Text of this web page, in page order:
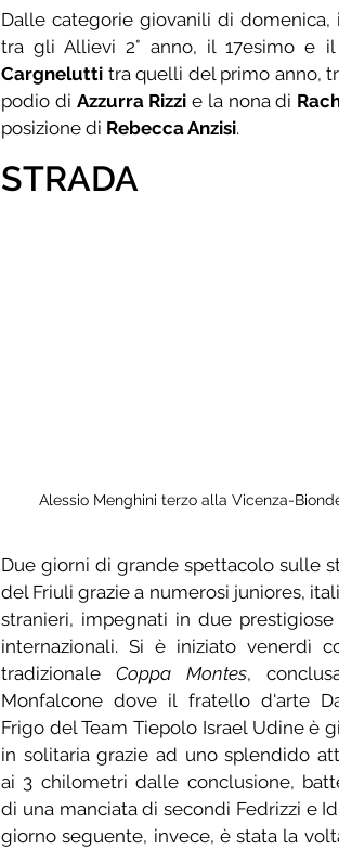
Dalle categorie giovanili di domenica,
tra gli Allievi 2° anno, il 17esimo e
Cargnelutti tra quelli del primo anno,
podio di Azzurra Rizzi e la nona di
posizione di Rebecca Anzisi.
STRADA
Alessio Menghini terzo alla Vicenza-
Due giorni di grande spettacolo sulle
del Friuli grazie a numerosi juniores,
stranieri, impegnati in due prestigiose
internazionali. Si è iniziato venerdì
tradizionale Coppa Montes,
Monfalcone dove il fratello d'arte
Frigo del Team Tiepolo Israel Udine è
in solitaria grazie ad uno splendido
ai 3 chilometri dalle conclusione,
di una manciata di secondi Fedrizzi e
giorno seguente, invece, è stata la